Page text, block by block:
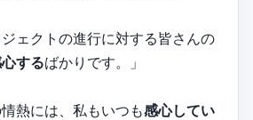
ェクトの進行に対する皆さんの
するばかりです。」
熱には、私もいつも感心してい